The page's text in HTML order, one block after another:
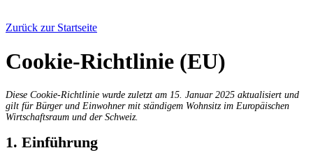
Zurück zur Startseite
Cookie-Richtlinie (EU)
Diese Cookie-Richtlinie wurde zuletzt am 15. Januar 2025 aktualisiert und
gilt für Bürger und Einwohner mit ständigem Wohnsitz im Europäischen
Wirtschaftsraum und der Schweiz.
1. Einführung